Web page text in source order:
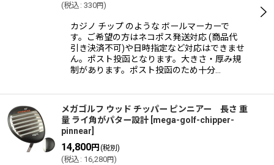
(税込 : 330円)
カジノ チップ のような ボールマーカーで
す。ご希望の方はネコポス発送対応 (商品代
引き決済不可)や日時指定など対応はできませ
ん。ポスト投函となります。大きさ・厚み規
制があります。ポスト投函のため十分…
メガゴルフ ウッド チッパー ピンニアー 長さ 重
量 ライ角がパター設計 mega-golf-chipper-
pinnear
14,800円 (税別)
(税込 : 16,280円)